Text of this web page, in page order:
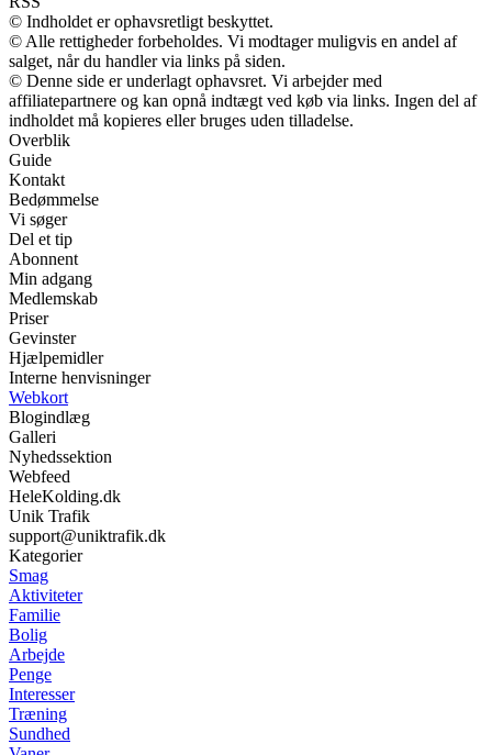
© Indholdet er ophavsretligt beskyttet.
© Alle rettigheder forbeholdes. Vi modtager muligvis en andel af
salget, når du handler via links på siden.
© Denne side er underlagt ophavsret. Vi arbejder med
affiliatepartnere og kan opnå indtægt ved køb via links. Ingen del af
indholdet må kopieres eller bruges uden tilladelse.
Overblik
Guide
Kontakt
Bedømmelse
Vi søger
Del et tip
Abonnent
Min adgang
Medlemskab
Priser
Gevinster
Hjælpemidler
Interne henvisninger
Webkort
Blogindlæg
Galleri
Nyhedssektion
Webfeed
HeleKolding.dk
Unik Trafik
support@uniktrafik.dk
Kategorier
Smag
Aktiviteter
Familie
Bolig
Arbejde
Penge
Interesser
Træning
Sundhed